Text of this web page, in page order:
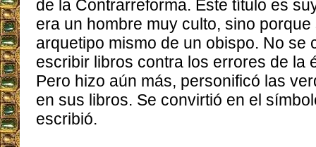
de la Contrarreforma. Este título es
era un hombre muy culto, sino
arquetipo mismo de un obispo. No se
escribir libros contra los errores de la
Pero hizo aún más, personificó las
en sus libros. Se convirtió en el
escribió.